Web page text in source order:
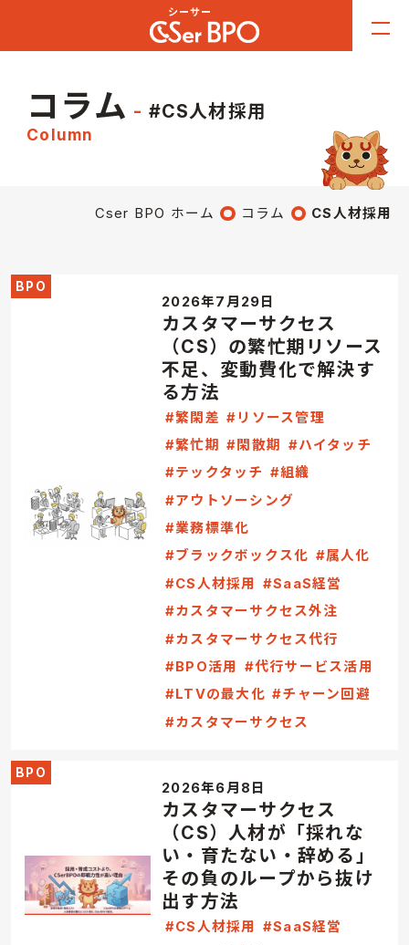
コラム #CS人材採用
Column
Cser BPO ホーム コラム CS人材採用
BPO
2026年7月29日
カスタマーサクセス
（CS）の繁忙期リソース
不足、変動費化で解決す
る方法
#繁閑差 #リソース管理
#繁忙期
#閑散期
#ハイタッチ
#テックタッチ #組織
#アウトソーシング
#業務標準化
#ブラックボックス化 #属人化
#CS人材採用
#SaaS経営
#カスタマーサクセス外注
#カスタマーサクセス代行
#BPO活用
#代行サービス活用
#LTVの最大化 #チャーン回避
#カスタマーサクセス
BPO
2026年6月8日
カスタマーサクセス
（CS）人材が「採れな
い・育たない・辞める」
その負のループから抜け
出す方法
#CS人材採用
#SaaS経営